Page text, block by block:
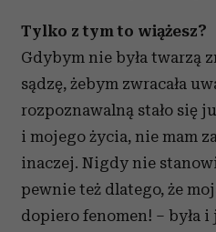
Tylko z tym to wiążesz?
Gdybym nie była twarzą
sądzę, żebym zwracała
rozpoznawalną stało się
i mojego życia, nie mam
inaczej. Nigdy nie
pewnie też dlatego, że
dopiero fenomen! – była